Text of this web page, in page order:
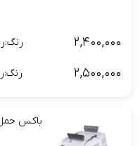
۲,۴۰۰,۰۰۰
۲,۵۰۰,۰۰۰
باکس